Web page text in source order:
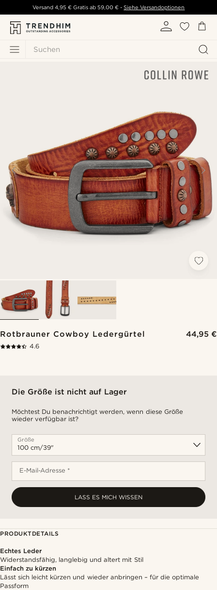
Suchen
Versand 4,95 € Gratis ab 59,00 € - Siehe Versandoptionen
Rotbrauner Cowboy Ledergürtel 44,95 €
4.6
Die Größe ist nicht auf Lager
Möchtest Du benachrichtigt werden, wenn diese Größe
wieder verfügbar ist?
Größe
E-Mail-Adresse *
LASS ES MICH WISSEN
PRODUKTDETAILS
Echtes Leder
Widerstandsfähig, langlebig und altert mit Stil
Einfach zu kürzen
Lässt sich leicht kürzen und wieder anbringen – für die optimale
Passform